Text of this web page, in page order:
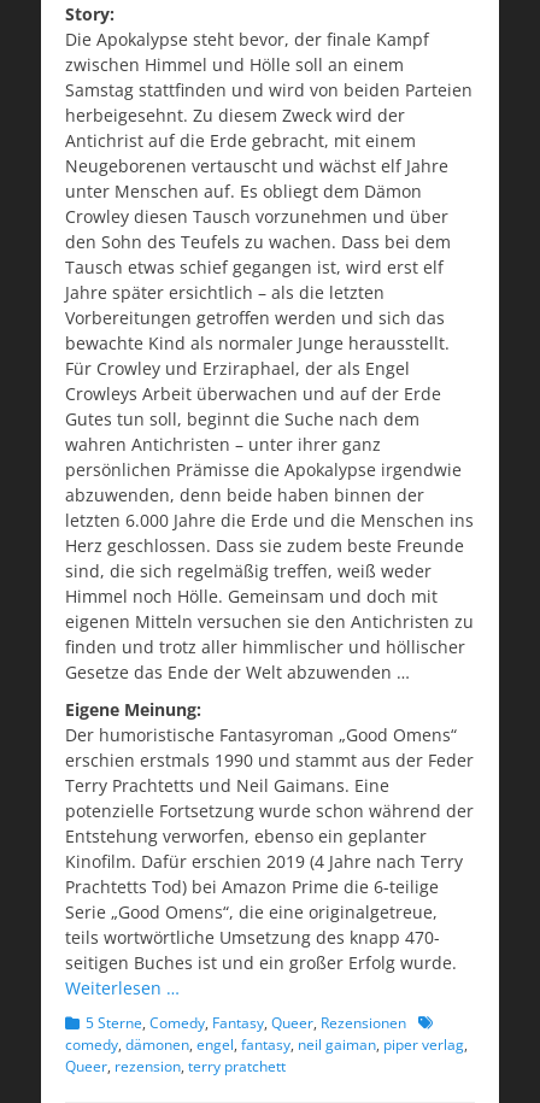
Story:
Die Apokalypse steht bevor, der finale Kampf
zwischen Himmel und Hölle soll an einem
Samstag stattfinden und wird von beiden Parteien
herbeigesehnt. Zu diesem Zweck wird der
Antichrist auf die Erde gebracht, mit einem
Neugeborenen vertauscht und wächst elf Jahre
unter Menschen auf. Es obliegt dem Dämon
Crowley diesen Tausch vorzunehmen und über
den Sohn des Teufels zu wachen. Dass bei dem
Tausch etwas schief gegangen ist, wird erst elf
Jahre später ersichtlich – als die letzten
Vorbereitungen getroffen werden und sich das
bewachte Kind als normaler Junge herausstellt.
Für Crowley und Erziraphael, der als Engel
Crowleys Arbeit überwachen und auf der Erde
Gutes tun soll, beginnt die Suche nach dem
wahren Antichristen – unter ihrer ganz
persönlichen Prämisse die Apokalypse irgendwie
abzuwenden, denn beide haben binnen der
letzten 6.000 Jahre die Erde und die Menschen ins
Herz geschlossen. Dass sie zudem beste Freunde
sind, die sich regelmäßig treffen, weiß weder
Himmel noch Hölle. Gemeinsam und doch mit
eigenen Mitteln versuchen sie den Antichristen zu
finden und trotz aller himmlischer und höllischer
Gesetze das Ende der Welt abzuwenden …
Eigene Meinung:
Der humoristische Fantasyroman „Good Omens“
erschien erstmals 1990 und stammt aus der Feder
Terry Prachtetts und Neil Gaimans. Eine
potenzielle Fortsetzung wurde schon während der
Entstehung verworfen, ebenso ein geplanter
Kinofilm. Dafür erschien 2019 (4 Jahre nach Terry
Prachtetts Tod) bei Amazon Prime die 6-teilige
Serie „Good Omens“, die eine originalgetreue,
teils wortwörtliche Umsetzung des knapp 470-
seitigen Buches ist und ein großer Erfolg wurde.
Weiterlesen …
Kategorien
5 Sterne, Comedy, Fantasy, Queer, Rezensionen Schlagworte
comedy, dämonen, engel, fantasy, neil gaiman, piper verlag,
Queer, rezension, terry pratchett